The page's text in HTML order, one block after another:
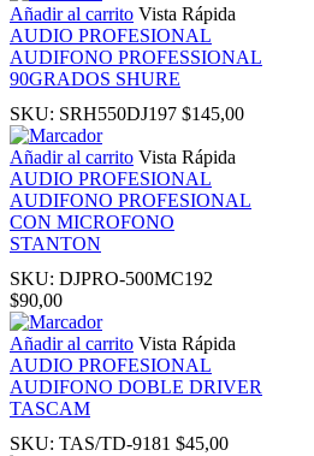
panel
panel
Añadir al carrito Vista Rápida
AUDIO PROFESIONAL
AUDIFONO PROFESSIONAL
90GRADOS SHURE
SKU: SRH550DJ197 $145,00
Añadir al carrito Vista Rápida
AUDIO PROFESIONAL
AUDIFONO PROFESIONAL
CON MICROFONO
STANTON
SKU: DJPRO-500MC192
$90,00
Añadir al carrito Vista Rápida
AUDIO PROFESIONAL
AUDIFONO DOBLE DRIVER
TASCAM
SKU: TAS/TD-9181 $45,00